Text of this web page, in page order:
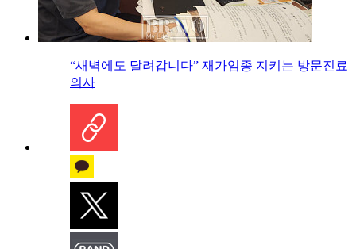
“새벽에도 달려갑니다” 재가임종 지키는 방문진료
의사